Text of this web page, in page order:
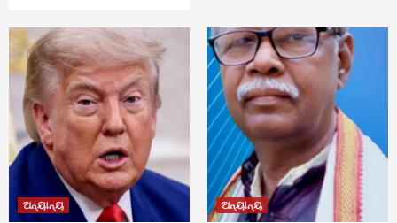
ଅନ୍ୟାନ୍ୟ ଅନ୍ୟାନ୍ୟ